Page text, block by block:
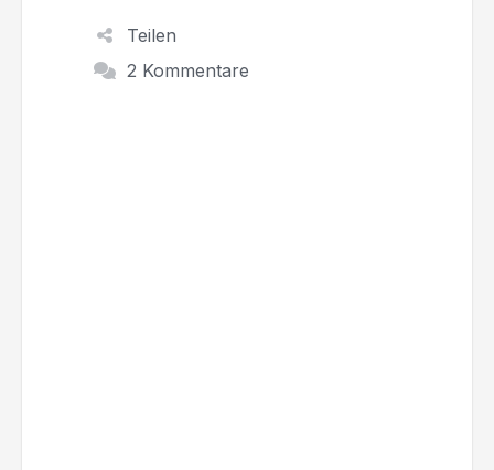
Teilen
2 Kommentare